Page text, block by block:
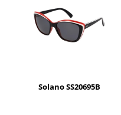
Solano SS20695B